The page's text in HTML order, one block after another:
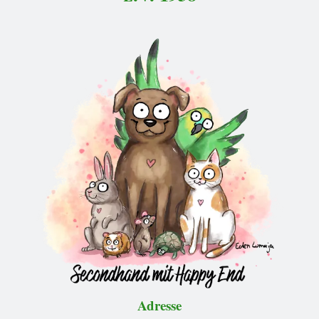
Adresse